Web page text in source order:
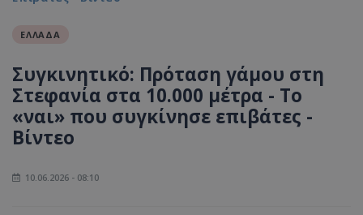
ΕΛΛΑΔΑ
Συγκινητικό: Πρόταση γάμου στη
Στεφανία στα 10.000 μέτρα - Το
«ναι» που συγκίνησε επιβάτες -
Βίντεο
10.06.2026 - 08:10